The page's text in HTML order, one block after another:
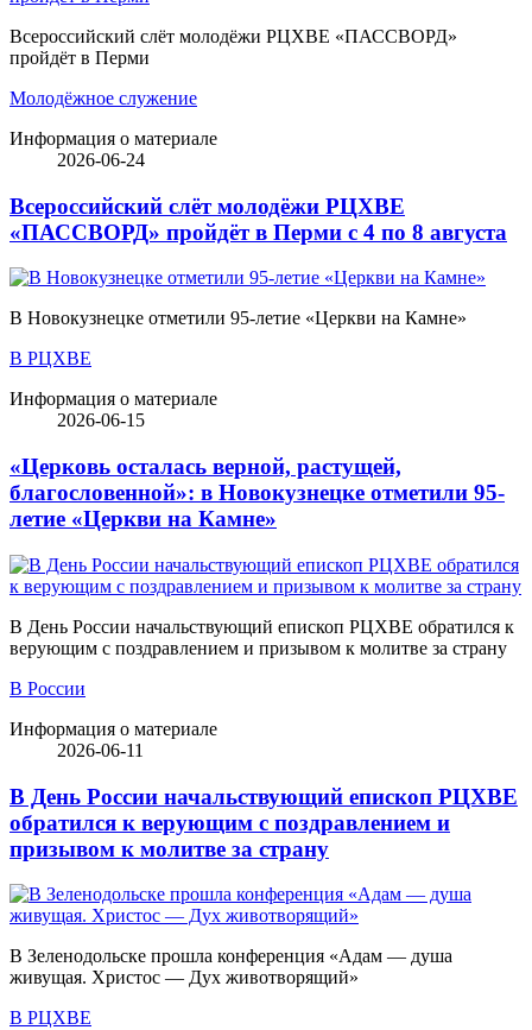
Всероссийский слёт молодёжи РЦХВЕ «ПАССВОРД»
пройдёт в Перми
Молодёжное служение
Информация о материале
2026-06-24
Всероссийский слёт молодёжи РЦХВЕ
«ПАССВОРД» пройдёт в Перми с 4 по 8 августа
В Новокузнецке отметили 95-летие «Церкви на Камне»
В РЦХВЕ
Информация о материале
2026-06-15
«Церковь осталась верной, растущей,
благословенной»: в Новокузнецке отметили 95-
летие «Церкви на Камне»
В День России начальствующий епископ РЦХВЕ обратился к
верующим с поздравлением и призывом к молитве за страну
В России
Информация о материале
2026-06-11
В День России начальствующий епископ РЦХВЕ
обратился к верующим с поздравлением и
призывом к молитве за страну
В Зеленодольске прошла конференция «Адам — душа
живущая. Христос — Дух животворящий»
В РЦХВЕ